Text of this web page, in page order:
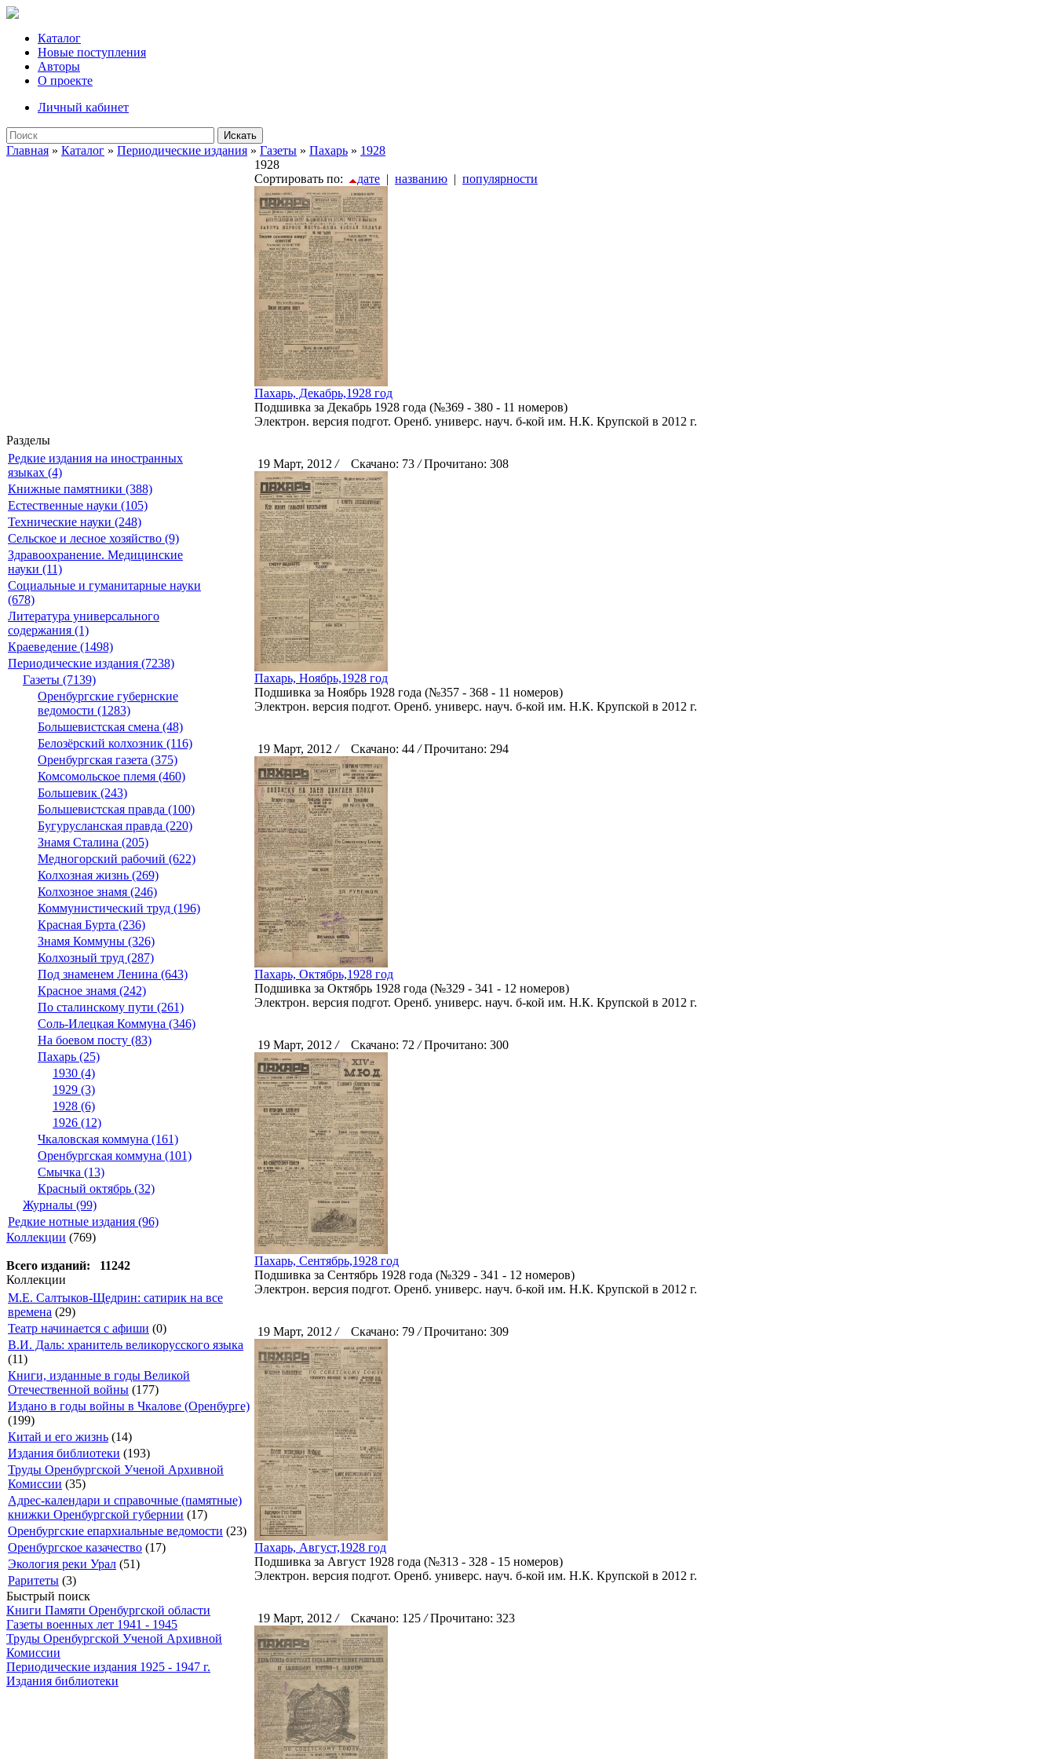
Каталог
Новые поступления
Авторы
О проекте
Личный кабинет
Искать
Главная » Каталог » Периодические издания » Газеты » Пахарь » 1928
Разделы
Редкие издания на иностранных
языках (4)
Книжные памятники (388)
Естественные науки (105)
Технические науки (248)
Сельское и лесное хозяйство (9)
Здравоохранение. Медицинские
науки (11)
Социальные и гуманитарные науки
(678)
Литература универсального
содержания (1)
Краеведение (1498)
Периодические издания (7238)
Газеты (7139)
Оренбургские губернские
ведомости (1283)
Большевистская смена (48)
Белозёрский колхозник (116)
Оренбургская газета (375)
Комсомольское племя (460)
Большевик (243)
Большевистская правда (100)
Бугурусланская правда (220)
Знамя Сталина (205)
Медногорский рабочий (622)
Колхозная жизнь (269)
Колхозное знамя (246)
Коммунистический труд (196)
Красная Бурта (236)
Знамя Коммуны (326)
Колхозный труд (287)
Под знаменем Ленина (643)
Красное знамя (242)
По сталинскому пути (261)
Соль-Илецкая Коммуна (346)
На боевом посту (83)
Пахарь (25)
1930 (4)
1929 (3)
1928 (6)
1926 (12)
Чкаловская коммуна (161)
Оренбургская коммуна (101)
Смычка (13)
Красный октябрь (32)
Журналы (99)
Редкие нотные издания (96)
Коллекции (769)
Всего изданий: 11242
Коллекции
М.Е. Салтыков-Щедрин: сатирик на все
времена (29)
Театр начинается с афиши (0)
В.И. Даль: хранитель великорусского языка
(11)
Книги, изданные в годы Великой
Отечественной войны (177)
Издано в годы войны в Чкалове (Оренбурге)
(199)
Китай и его жизнь (14)
Издания библиотеки (193)
Труды Оренбургской Ученой Архивной
Комиссии (35)
Адрес-календари и справочные (памятные)
книжки Оренбургской губернии (17)
Оренбургские епархиальные ведомости (23)
Оренбургское казачество (17)
Экология реки Урал (51)
Раритеты (3)
Быстрый поиск
Книги Памяти Оренбургской области
Газеты военных лет 1941 - 1945
Труды Оренбургской Ученой Архивной
Комиссии
Периодические издания 1925 - 1947 г.
Издания библиотеки
1928
Сортировать по:
дате | названию | популярности
Пахарь, Декабрь,1928 год
Подшивка за Декабрь 1928 года (№369 - 380 - 11 номеров)
Электрон. версия подгот. Оренб. универс. науч. б-кой им. Н.К. Крупской в 2012 г.
19 Март, 2012 /Скачано: 73 /Прочитано: 308
Пахарь, Ноябрь,1928 год
Подшивка за Ноябрь 1928 года (№357 - 368 - 11 номеров)
Электрон. версия подгот. Оренб. универс. науч. б-кой им. Н.К. Крупской в 2012 г.
19 Март, 2012 /Скачано: 44 /Прочитано: 294
Пахарь, Октябрь,1928 год
Подшивка за Октябрь 1928 года (№329 - 341 - 12 номеров)
Электрон. версия подгот. Оренб. универс. науч. б-кой им. Н.К. Крупской в 2012 г.
19 Март, 2012 /Скачано: 72 /Прочитано: 300
Пахарь, Сентябрь,1928 год
Подшивка за Сентябрь 1928 года (№329 - 341 - 12 номеров)
Электрон. версия подгот. Оренб. универс. науч. б-кой им. Н.К. Крупской в 2012 г.
19 Март, 2012/Скачано: 79/Прочитано: 309
Пахарь, Август,1928 год
Подшивка за Август 1928 года (№313 - 328 - 15 номеров)
Электрон. версия подгот. Оренб. универс. науч. б-кой им. Н.К. Крупской в 2012 г.
19 Март, 2012/Скачано: 125/Прочитано: 323